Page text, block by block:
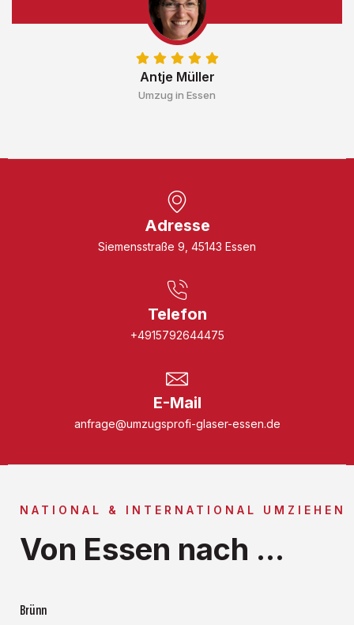
Antje Müller
Umzug in Essen
Adresse
Siemensstraße 9, 45143 Essen
Telefon
+4915792644475
E-Mail
anfrage@umzugsprofi-glaser-essen.de
NATIONAL & INTERNATIONAL UMZIEHEN
Von Essen nach ...
Brünn